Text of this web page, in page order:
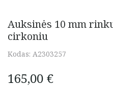
Auksinės 10 mm
cirkoniu
Kodas: A2303257
165,00 €